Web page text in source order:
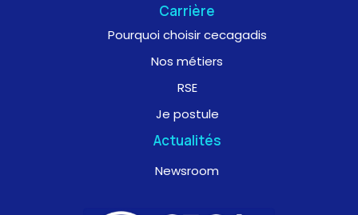
Carrière
Pourquoi choisir cecagadis
Nos métiers
RSE
Je postule
Actualités
Newsroom